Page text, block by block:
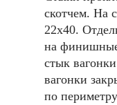
скотчем. На
22х40.
на финишные
стык
вагонки
по